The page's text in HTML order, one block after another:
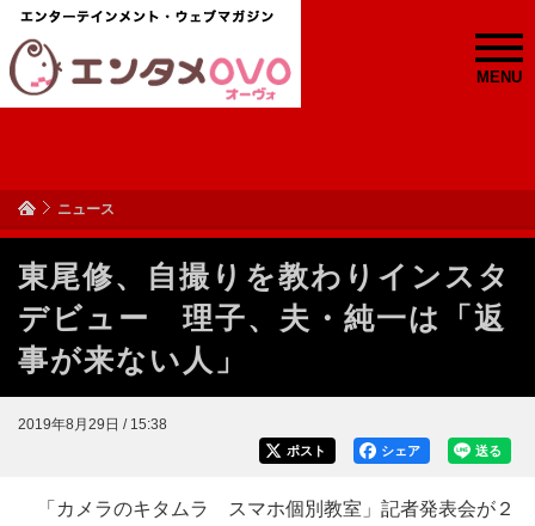
MENU
ニュース
東尾修、自撮りを教わりインスタ
デビュー 理子、夫・純一は「返
事が来ない人」
2019年8月29日 / 15:38
送る
シェア
ポスト
「カメラのキタムラ スマホ個別教室」記者発表会が２